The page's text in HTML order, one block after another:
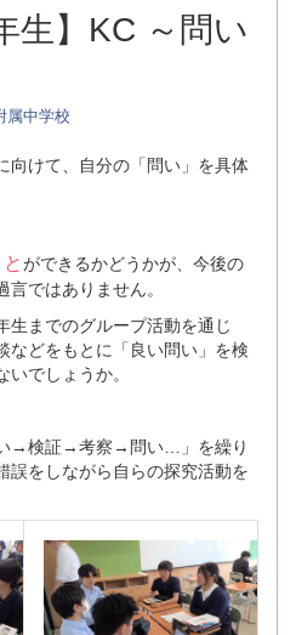
生】KC ～問い
属中学校
向けて、自分の「問い」を具体
ができるかどうかが、今後の
ではありません。
生までのグループ活動を通じ
などをもとに「良い問い」を検
でしょうか。
い→検証→考察→問い…」を繰り
誤をしながら自らの探究活動を